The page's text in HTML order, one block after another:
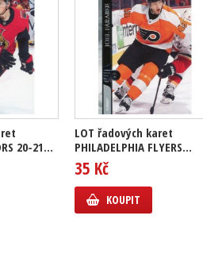
20-21...
LOT řadových karet
PHILADELPHIA FLYERS...
35 Kč
KOUPIT